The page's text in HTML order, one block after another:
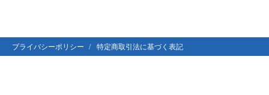
プライバシーポリシー 特定商取引法に基づく表記